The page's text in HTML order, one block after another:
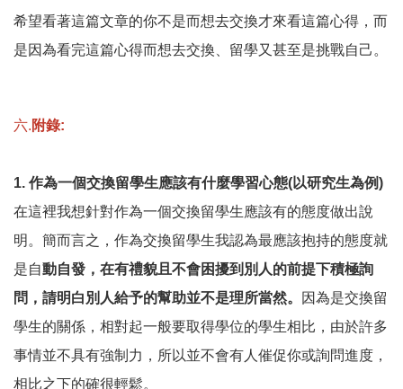
希望看著這篇文章的你不是而想去交換才來看這篇心得，而
是因為看完這篇心得而想去交換、留學又甚至是挑戰自己。
六.附錄:
1. 作為一個交換留學生應該有什麼學習心態(以研究生為例)
在這裡我想針對作為一個交換留學生應該有的態度做出說
明。簡而言之，作為交換留學生我認為最應該抱持的態度就
是自動自發，在有禮貌且不會困擾到 別人的前提下積極詢
問，請明白別人給予的幫助並不是理所當然。
因為是交換留
學生的關係，相對起一般要取得學位的學生相比，由於許多
事情並不具有強制力，所以並不會有人催促你或詢問進度，
相比之下的確很輕鬆。